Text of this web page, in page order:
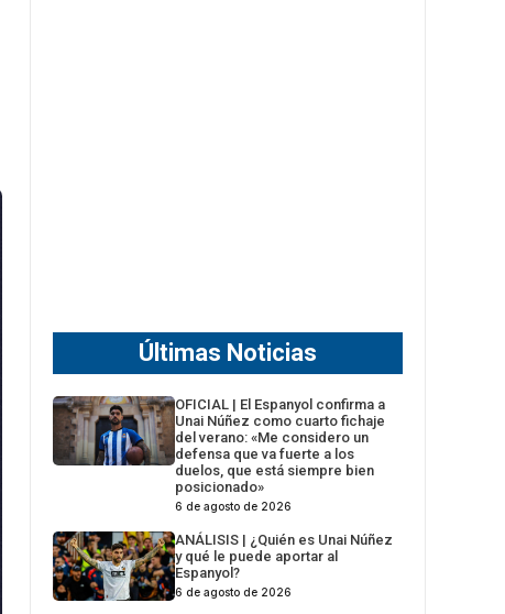
Últimas Noticias
OFICIAL | El Espanyol confirma a
Unai Núñez como cuarto fichaje
del verano: «Me considero un
defensa que va fuerte a los
duelos, que está siempre bien
posicionado»
6 de agosto de 2026
ANÁLISIS | ¿Quién es Unai Núñez
y qué le puede aportar al
Espanyol?
6 de agosto de 2026